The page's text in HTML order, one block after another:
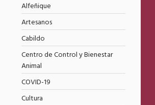
Alfeñique
Artesanos
Cabildo
Centro de Control y Bienestar
Animal
COVID-19
Cultura